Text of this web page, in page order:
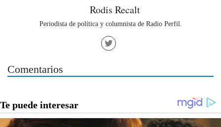
Rodis Recalt
Periodista de política y columnista de Radio Perfil.
Comentarios